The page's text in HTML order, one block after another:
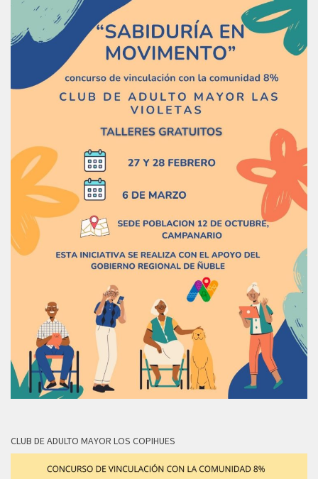
CLUB DE ADULTO MAYOR LOS COPIHUES